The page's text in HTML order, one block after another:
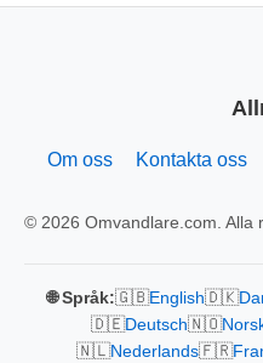
Om oss Kontakta oss
© 2026 Omvandlare.com. Alla
🌐 Språk:🇬🇧English🇩🇰
🇩🇪Deutsch🇳🇴
🇳🇱Nederlands🇫🇷